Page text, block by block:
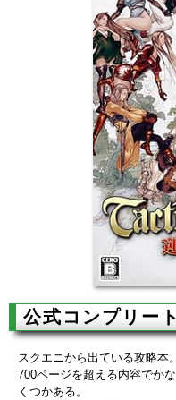
公式コンプリー
スクエニから出ている攻略本。
700ページを超える内容でか
くつかある。